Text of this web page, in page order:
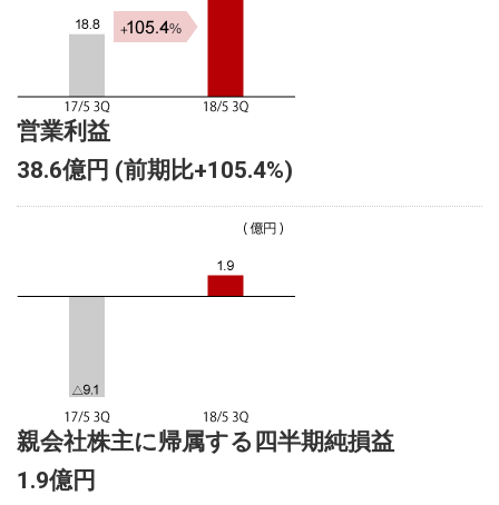
営業利益
38.6億円 (前期比+105.4%)
親会社株主に帰属する四半期純損益
1.9億円